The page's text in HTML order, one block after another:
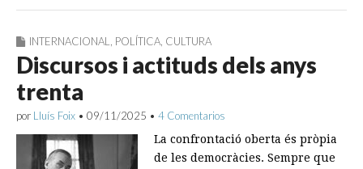
INTERNACIONAL POLÍTICA CULTURA
Discursos i actituds dels anys
trenta
por Lluís Foix • 09/11/2025 • 4 Comentarios
La confrontació oberta és pròpia
de les democràcies. Sempre que